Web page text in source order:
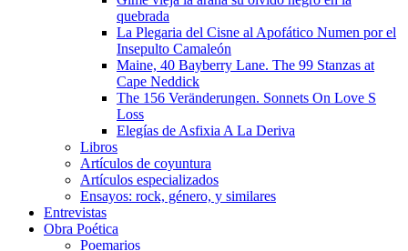
quebrada
La Plegaria del Cisne al Apofático Numen por el
Insepulto Camaleón
Maine, 40 Bayberry Lane. The 99 Stanzas at
Cape Neddick
The 156 Veränderungen. Sonnets On Love S
Loss
Elegías de Asfixia A La Deriva
Libros
Artículos de coyuntura
Artículos especializados
Ensayos: rock, género, y similares
Entrevistas
Obra Poética
Poemarios